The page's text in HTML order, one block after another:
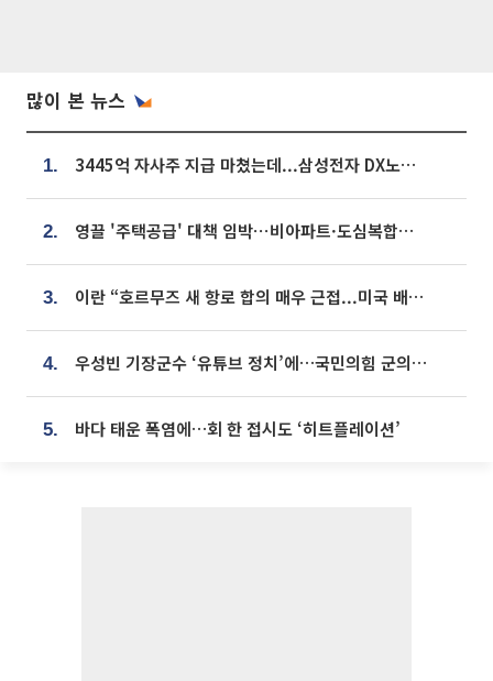
많이 본 뉴스
1. 3445억 자사주 지급 마쳤는데...삼성전자 DX노조, 뒤늦은 '떼쓰기 집회'
2. 영끌 '주택공급' 대책 임박⋯비아파트·도심복합까지 총동원
3. 이란 “호르무즈 새 항로 합의 매우 근접...미국 배상 먼저”
4. 우성빈 기장군수 ‘유튜브 정치’에…국민의힘 군의원들 집단 반발
5. 바다 태운 폭염에…회 한 접시도 ‘히트플레이션’